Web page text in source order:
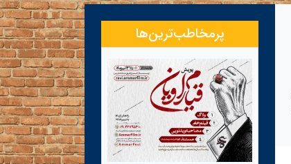
پرمخاطب‌ترین‌ها